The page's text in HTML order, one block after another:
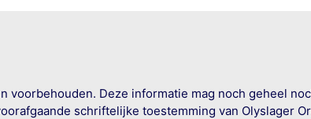
voorbehouden. Deze informatie mag noch geheel
schriftelijke toestemming van Olyslager